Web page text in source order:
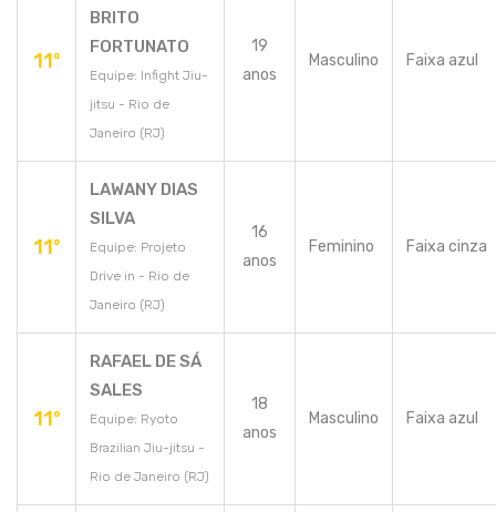
11º
BRITO
FORTUNATO
Equipe: Infight Jiu-
jitsu - Rio de
Janeiro (RJ)
19
anos
Masculino Faixa azul
11º
LAWANY DIAS
SILVA
Equipe: Projeto
Drive in - Rio de
Janeiro (RJ)
16
anos
Feminino Faixa cinza
11º
RAFAEL DE SÁ
SALES
Equipe: Ryoto
Brazilian Jiu-jitsu -
Rio de Janeiro (RJ)
18
anos
Masculino Faixa azul